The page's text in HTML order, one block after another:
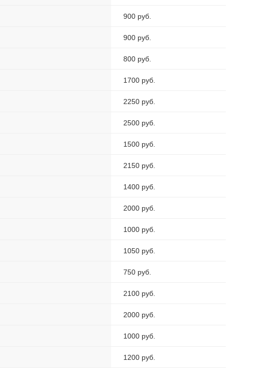
900 руб.
900 руб.
800 руб.
1700 руб.
2250 руб.
2500 руб.
1500 руб.
2150 руб.
1400 руб.
2000 руб.
1000 руб.
1050 руб.
750 руб.
2100 руб.
2000 руб.
1000 руб.
1200 руб.